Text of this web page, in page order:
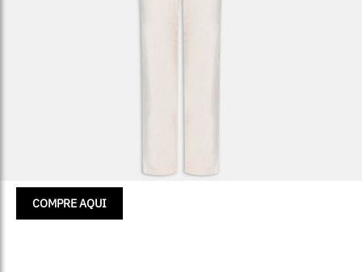
COMPRE AQUI